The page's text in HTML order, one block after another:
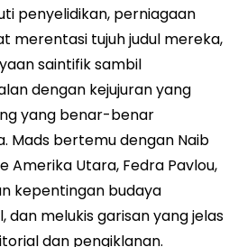
penyelidikan, perniagaan
merentasi tujuh judul mereka,
saintifik sambil
dengan kejujuran yang
yang benar-benar
Mads bertemu dengan Naib
Amerika Utara, Fedra Pavlou,
kepentingan budaya
dan melukis garisan yang jelas
dan pengiklanan.